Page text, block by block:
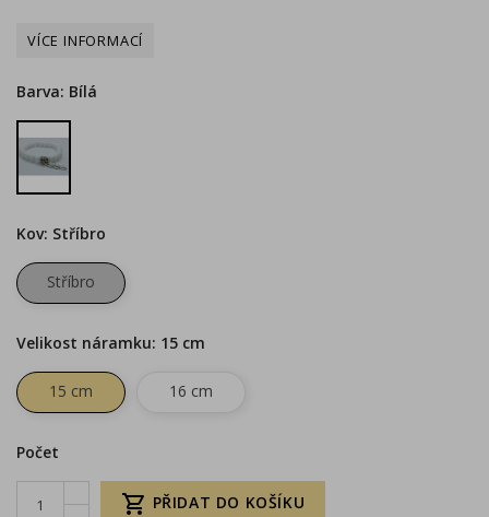
Barva: Bílá
Bílá
Kov: Stříbro
Stříbro
Velikost náramku: 15 cm
15 cm 16 cm
Počet
 PŘIDAT DO KOŠÍKU